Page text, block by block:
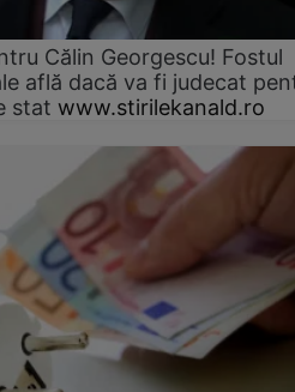
Călin Georgescu! Fostul
află dacă va fi judecat
stat www.stirilekanald.ro